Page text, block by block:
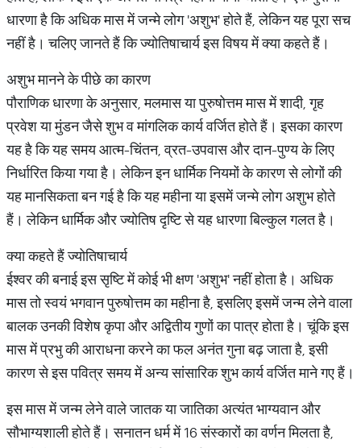
धारणा है कि अधिक मास में जन्मे लोग 'अशुभ' होते हैं, लेकिन यह पूरा सच
नहीं है। चलिए जानते हैं कि ज्योतिषाचार्य इस विषय में क्या कहते हैं।
अशुभ मानने के पीछे का कारण
पौराणिक धारणा के अनुसार, मलमास या पुरुषोत्तम मास में शादी, गृह
प्रवेश या मुंडन जैसे शुभ व मांगलिक कार्य वर्जित होते हैं। इसका कारण
यह है कि यह समय आत्म-चिंतन, व्रत-उपवास और दान-पुण्य के लिए
निर्धारित किया गया है। लेकिन इन धार्मिक नियमों के कारण से लोगों की
यह मानसिकता बन गई है कि यह महीना या इसमें जन्मे लोग अशुभ होते
हैं। लेकिन धार्मिक और ज्योतिष दृष्टि से यह धारणा बिल्कुल गलत है।
क्या कहते हैं ज्योतिषाचार्य
ईश्वर की बनाई इस सृष्टि में कोई भी क्षण 'अशुभ' नहीं होता है। अधिक
मास तो स्वयं भगवान पुरुषोत्तम का महीना है, इसलिए इसमें जन्म लेने वाला
बालक उनकी विशेष कृपा और अद्वितीय गुणों का पात्र होता है। चूंकि इस
मास में प्रभु की आराधना करने का फल अनंत गुना बढ़ जाता है, इसी
कारण से इस पवित्र समय में अन्य सांसारिक शुभ कार्य वर्जित माने गए हैं।
इस मास में जन्म लेने वाले जातक या जातिका अत्यंत भाग्यवान और
सौभाग्यशाली होते हैं। सनातन धर्म में 16 संस्कारों का वर्णन मिलता है,